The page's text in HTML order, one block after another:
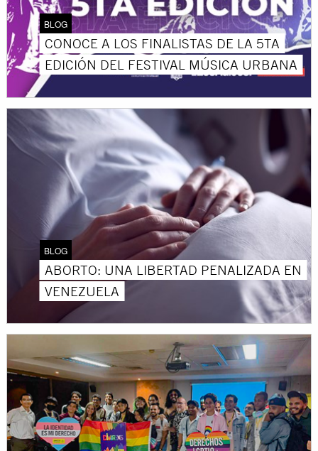
BLOG
CONOCE A LOS FINALISTAS DE LA 5TA
EDICIÓN DEL FESTIVAL MÚSICA URBANA
BLOG
ABORTO: UNA LIBERTAD PENALIZADA EN
VENEZUELA